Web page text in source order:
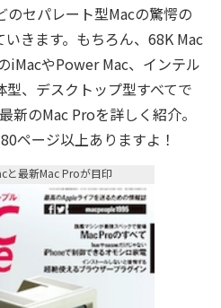
セパレート型Macの驚愕の
きます。もちろん、68K Mac
iMacやPower Mac、インテル
、デスクトップ型すべてで
新のMac Proを詳しく紹介。
ページ以上ありますよ！
と最新Mac Proが目印